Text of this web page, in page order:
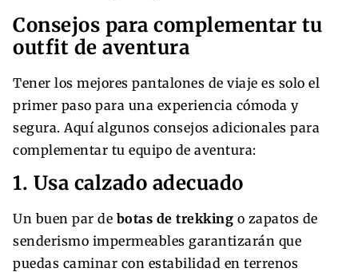
Consejos para complementar tu
outfit de aventura
Tener los mejores pantalones de viaje es solo el
primer paso para una experiencia cómoda y
segura. Aquí algunos consejos adicionales para
complementar tu equipo de aventura:
1. Usa calzado adecuado
Un buen par de botas de trekking o zapatos de
senderismo impermeables garantizarán que
puedas caminar con estabilidad en terrenos